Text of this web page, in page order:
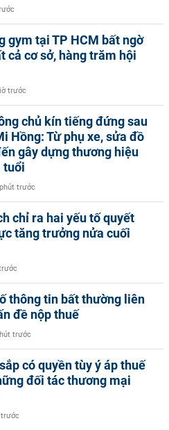
gym tại TP HCM bất ngờ
cả cơ sở, hàng trăm hội
trước
chủ kín tiếng đứng sau
Hồng: Từ phụ xe, sửa đồ
gây dựng thương hiệu
tuổi
trước
chỉ ra hai yếu tố quyết
tăng trưởng nửa cuối
thông tin bất thường liên
đề nộp thuế
trước
có quyền tùy ý áp thuế
đối tác thương mại
trước